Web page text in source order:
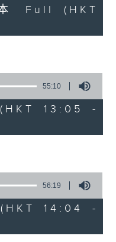
唱
Full (HKT
55:10
13:05 -
56:19
14:04 -